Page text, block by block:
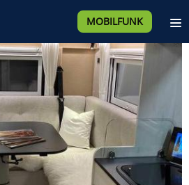
MOBILFUNK